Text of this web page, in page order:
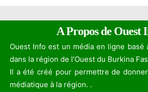
A Propos de Ouest
Ouest Info est un média en ligne basé
dans la région de l’Ouest du Burkina
Il a été créé pour permettre de
médiatique à la région. .